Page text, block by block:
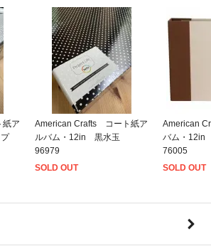
ア
プ
American Crafts コート紙ア
ルバム・12in 黒水玉
96979
SOLD OUT
American
バム・
76005
SOLD OUT